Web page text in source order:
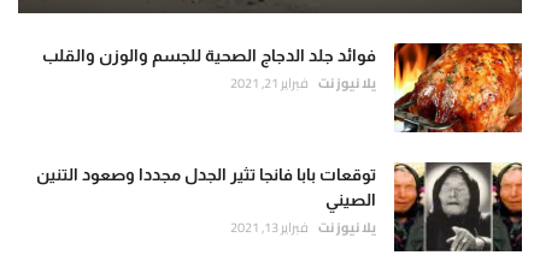
فوائد جلد الدجاج الصحية للجسم والوزن والقلب
يلا نيوز نت فبراير 21, 2021
توقعات بابا فانجا تثير الجدل مجددا وصعود التنين
الصيني
يلا نيوز نت فبراير 13, 2021